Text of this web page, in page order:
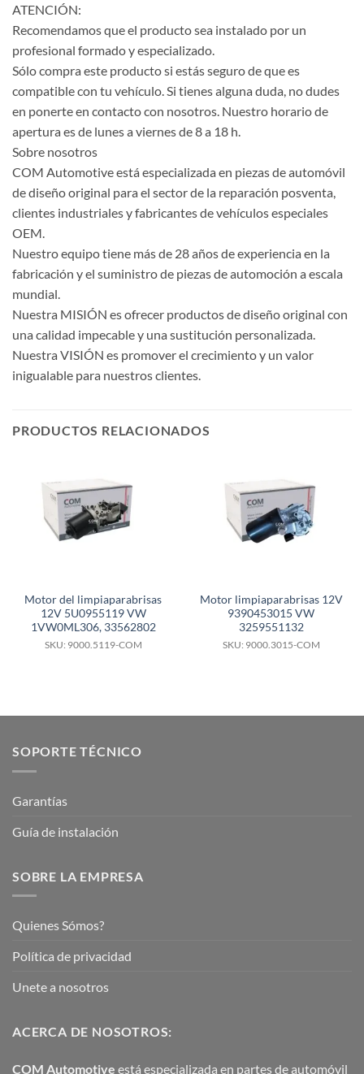
ATENCIÓN:
Recomendamos que el producto sea instalado por un
profesional formado y especializado.
Sólo compra este producto si estás seguro de que es
compatible con tu vehículo. Si tienes alguna duda, no dudes
en ponerte en contacto con nosotros. Nuestro horario de
apertura es de lunes a viernes de 8 a 18 h.
Sobre nosotros
COM Automotive está especializada en piezas de automóvil
de diseño original para el sector de la reparación posventa,
clientes industriales y fabricantes de vehículos especiales
OEM.
Nuestro equipo tiene más de 28 años de experiencia en la
fabricación y el suministro de piezas de automoción a escala
mundial.
Nuestra MISIÓN es ofrecer productos de diseño original con
una calidad impecable y una sustitución personalizada.
Nuestra VISIÓN es promover el crecimiento y un valor
inigualable para nuestros clientes.
PRODUCTOS RELACIONADOS
Motor del limpiaparabrisas
12V 5U0955119 VW
1VW0ML306, 33562802
SKU: 9000.5119-COM
Motor limpiaparabrisas 12V
9390453015 VW
3259551132
SKU: 9000.3015-COM
SOPORTE TÉCNICO
Garantías
Guía de instalación
SOBRE LA EMPRESA
Quienes Sómos?
Política de privacidad
Unete a nosotros
ACERCA DE NOSOTROS:
COM Automotive está especializada en partes de automóvil